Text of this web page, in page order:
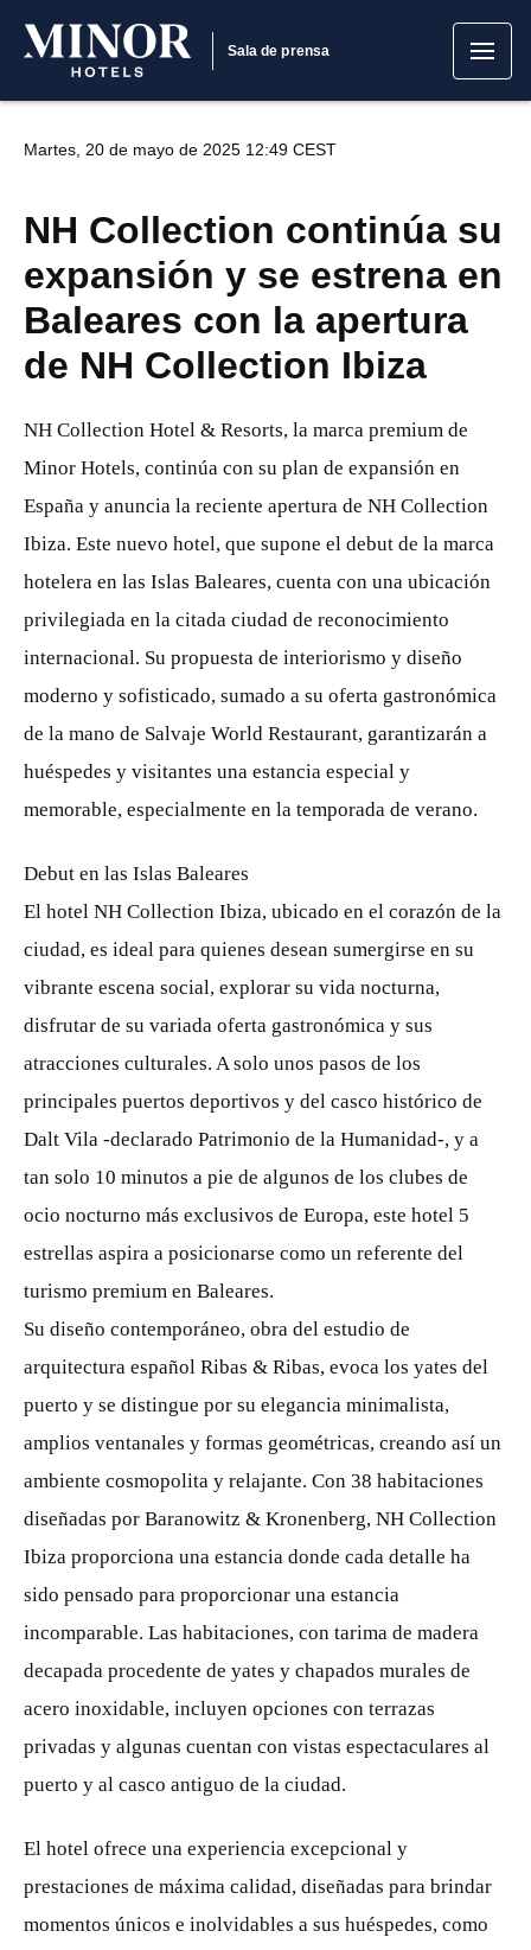
Sala de prensa
Martes, 20 de mayo de 2025 12:49 CEST
NH Collection continúa su
expansión y se estrena en
Baleares con la apertura
de NH Collection Ibiza
NH Collection Hotel & Resorts, la marca premium de
Minor Hotels, continúa con su plan de expansión en
España y anuncia la reciente apertura de NH Collection
Ibiza. Este nuevo hotel, que supone el debut de la marca
hotelera en las Islas Baleares, cuenta con una ubicación
privilegiada en la citada ciudad de reconocimiento
internacional. Su propuesta de interiorismo y diseño
moderno y sofisticado, sumado a su oferta gastronómica
de la mano de Salvaje World Restaurant, garantizarán a
huéspedes y visitantes una estancia especial y
memorable, especialmente en la temporada de verano.
Debut en las Islas Baleares
El hotel NH Collection Ibiza, ubicado en el corazón de la
ciudad, es ideal para quienes desean sumergirse en su
vibrante escena social, explorar su vida nocturna,
disfrutar de su variada oferta gastronómica y sus
atracciones culturales. A solo unos pasos de los
principales puertos deportivos y del casco histórico de
Dalt Vila -declarado Patrimonio de la Humanidad-, y a
tan solo 10 minutos a pie de algunos de los clubes de
ocio nocturno más exclusivos de Europa, este hotel 5
estrellas aspira a posicionarse como un referente del
turismo premium en Baleares.
Su diseño contemporáneo, obra del estudio de
arquitectura español Ribas & Ribas, evoca los yates del
puerto y se distingue por su elegancia minimalista,
amplios ventanales y formas geométricas, creando así un
ambiente cosmopolita y relajante. Con 38 habitaciones
diseñadas por Baranowitz & Kronenberg, NH Collection
Ibiza proporciona una estancia donde cada detalle ha
sido pensado para proporcionar una estancia
incomparable. Las habitaciones, con tarima de madera
decapada procedente de yates y chapados murales de
acero inoxidable, incluyen opciones con terrazas
privadas y algunas cuentan con vistas espectaculares al
puerto y al casco antiguo de la ciudad.
El hotel ofrece una experiencia excepcional y
prestaciones de máxima calidad, diseñadas para brindar
momentos únicos e inolvidables a sus huéspedes, como